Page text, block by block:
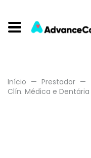
Início
Prestador
Clín. Médica e